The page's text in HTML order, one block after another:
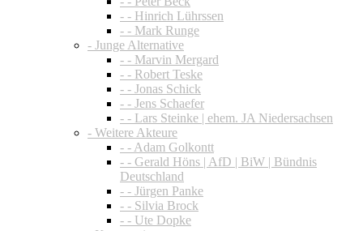
- - Hinrich Lührssen
- - Mark Runge
- Junge Alternative
- - Marvin Mergard
- - Robert Teske
- - Jonas Schick
- - Jens Schaefer
- - Lars Steinke | ehem. JA Niedersachsen
- Weitere Akteure
- - Adam Golkontt
- - Gerald Höns | AfD | BiW | Bündnis
Deutschland
- - Jürgen Panke
- - Silvia Brock
- - Ute Dopke